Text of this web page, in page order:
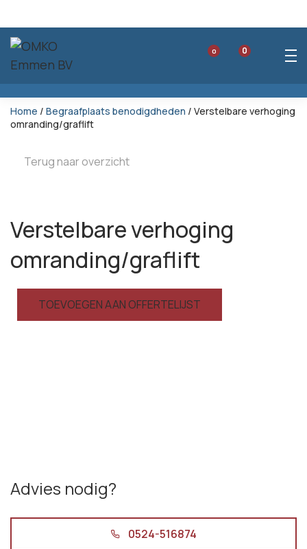
0 0
Home / Begraafplaats benodigdheden / Verstelbare verhoging
omranding/graflift
Terug naar overzicht
Verstelbare verhoging
omranding/graflift
TOEVOEGEN AAN OFFERTELIJST
Advies nodig?
0524-516874